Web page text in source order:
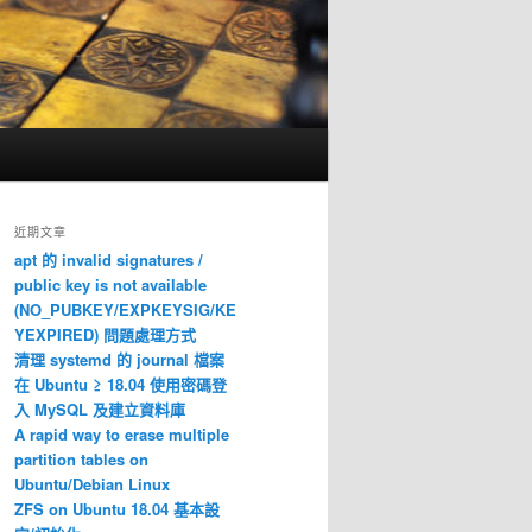
近期文章
apt 的 invalid signatures /
public key is not available
(NO_PUBKEY/EXPKEYSIG/KE
YEXPIRED) 問題處理方式
清理 systemd 的 journal 檔案
在 Ubuntu ≥ 18.04 使用密碼登
入 MySQL 及建立資料庫
A rapid way to erase multiple
partition tables on
Ubuntu/Debian Linux
ZFS on Ubuntu 18.04 基本設